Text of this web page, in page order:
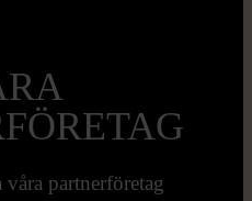
partnerföretag